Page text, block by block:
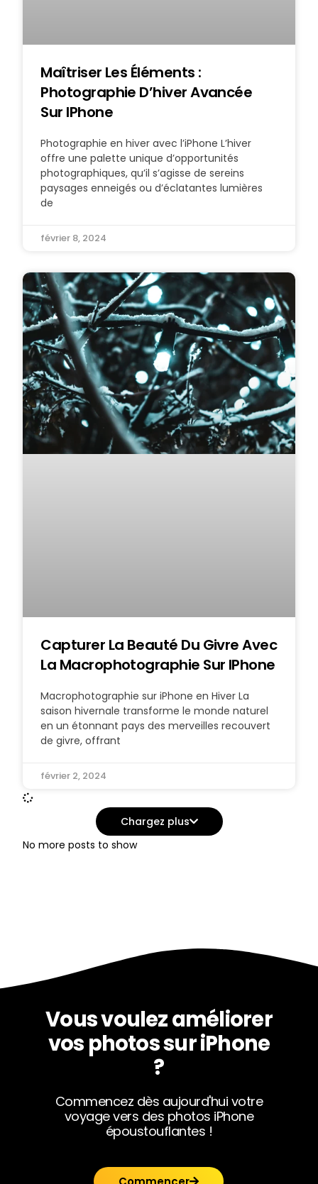
Maîtriser Les Éléments :
Photographie D’hiver Avancée
Sur IPhone
Photographie en hiver avec l’iPhone L’hiver
offre une palette unique d’opportunités
photographiques, qu’il s’agisse de sereins
paysages enneigés ou d’éclatantes lumières
de
février 8, 2024
Capturer La Beauté Du Givre Avec
La Macrophotographie Sur IPhone
Macrophotographie sur iPhone en Hiver La
saison hivernale transforme le monde naturel
en un étonnant pays des merveilles recouvert
de givre, offrant
février 2, 2024
Chargez plus
No more posts to show
Vous voulez améliorer
vos photos sur iPhone
?
Commencez dès aujourd'hui votre
voyage vers des photos iPhone
époustouflantes !